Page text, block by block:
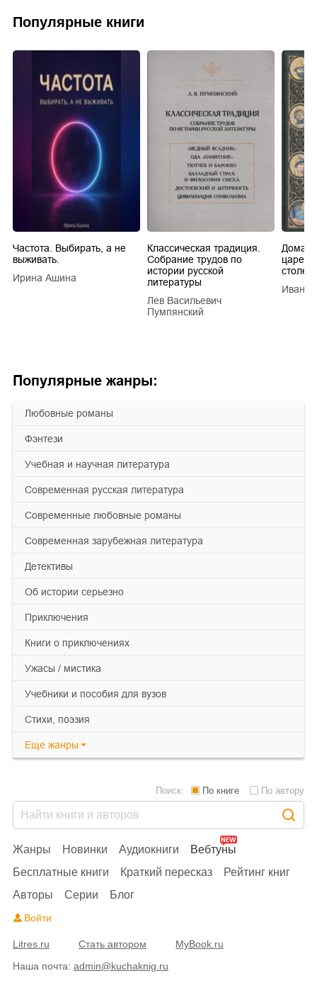
Популярные жанры:
любовные романы
фэнтези
учебная и научная литература
современная русская литература
современные любовные романы
современная зарубежная литература
детективы
об истории серьезно
приключения
книги о приключениях
ужасы / мистика
учебники и пособия для вузов
cтихи, поэзия
Еще жанры
Популярные книги
Частота. Выбирать, а не
выживать.
Ирина Ашина
Классическая традиция.
Собрание трудов по
истории русской
литературы
Лев Васильевич
Пумпянский
царей
Иван
Жанры Новинки Аудиокниги
Вебтуны
Бесплатные книги
Краткий пересказ
Рейтинг книг
Авторы
Серии Блог
Поиск: По книге По автору
Войти
Litres.ru Стать автором
MyBook.ru
Наша почта: admin@kuchaknig.ru